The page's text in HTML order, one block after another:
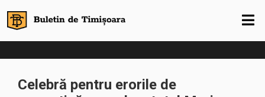
Celebră pentru erorile de